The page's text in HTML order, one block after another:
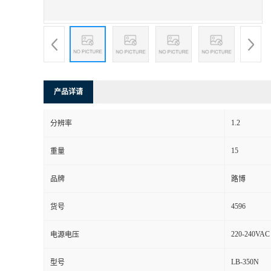
产品详请
分辨率 1.2
重量 15
品牌 路博
货号 4596
电源电压 220-
型号 LB-350N